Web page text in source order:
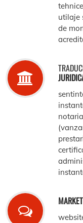
utilaje
de